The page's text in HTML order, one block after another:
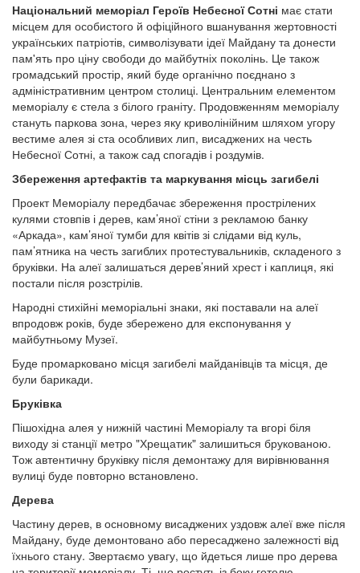
Національний меморіал Героїв Небесної Сотні має стати
місцем для особистого й офіційного вшанування жертовності
українських патріотів, символізувати ідеї Майдану та донести
пам'ять про ціну свободи до майбутніх поколінь. Це також
громадський простір, який буде органічно поєднано з
адміністративним центром столиці. Центральним елементом
меморіалу є стела з білого граніту. Продовженням меморіалу
стануть паркова зона, через яку криволінійним шляхом угору
вестиме алея зі ста особливих лип, висаджених на честь
Небесної Сотні, а також сад спогадів і роздумів.
Збереження артефактів та маркування місць загибелі
Проект Меморіалу передбачає збереження прострілених
кулями стовпів і дерев, кам’яної стіни з рекламою банку
«Аркада», кам’яної тумби для квітів зі слідами від куль,
пам’ятника на честь загиблих протестувальників, складеного з
бруківки. На алеї залишаться дерев’яний хрест і каплиця, які
постали після розстрілів.
Народні стихійні меморіальні знаки, які поставали на алеї
впродовж років, буде збережено для експонування у
майбутньому Музеї.
Буде промарковано місця загибелі майданівців та місця, де
були барикади.
Бруківка
Пішохідна алея у нижній частині Меморіалу та вгорі біля
виходу зі станції метро "Хрещатик" залишиться брукованою.
Тож автентичну бруківку після демонтажу для вирівнювання
вулиці буде повторно встановлено.
Дерева
Частину дерев, в основному висаджених уздовж алеї вже після
Майдану, буде демонтовано або пересаджено залежності від
їхнього стану. Звертаємо увагу, що йдеться лише про дерева